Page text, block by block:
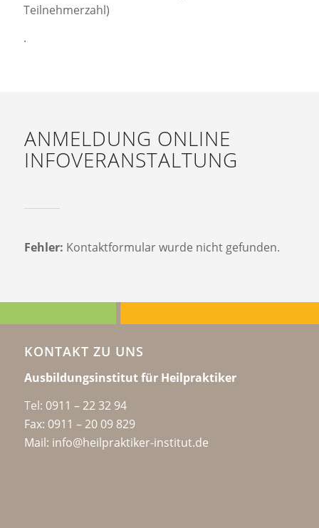
Teilnehmerzahl)
.
ANMELDUNG ONLINE
INFOVERANSTALTUNG
Fehler: Kontaktformular wurde nicht gefunden.
KONTAKT ZU UNS
Ausbildungsinstitut für Heilpraktiker
Tel: 0911 – 22 32 94
Fax: 0911 – 20 09 829
Mail: info@heilpraktiker-institut.de